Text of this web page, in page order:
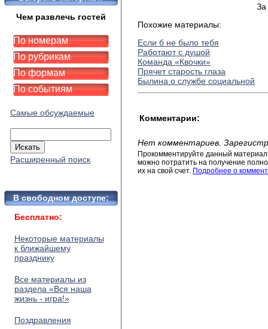
Чем развлечь гостей
По номерам
По рубрикам
По формам
По событиям
Самые обсуждаемые
Расширенный поиск
В свободном доступе:
Бесплатно:
Некоторые материалы
к ближайшему
празднику
Все материалы из
раздела «Вся наша
жизнь - игра!»
Поздравления
За
Похожие материалы:
Если б не было тебя
Работают с душой
Команда «Квочки»
Прячет старость глаза
Былина о службе социальной
Комментарии:
Нет комментариев.
Прокомментируйте данный
можно потратить на получение
их на свой счет. Подробнее о